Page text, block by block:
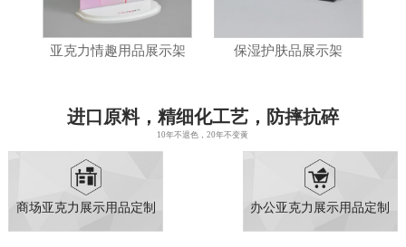
亚克力情趣用品展示架 保湿护肤品展示架
进口原料，精细化工艺，防摔抗碎
10年不退色，20年不变黄
商场亚克力展示用品定制 办公亚克力展示用品定制